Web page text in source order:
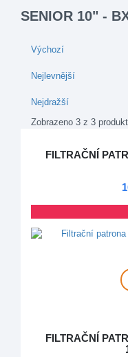
SENIOR 10" -
Výchozí
Nejlevnější
Nejdražší
Zobrazeno 3 z 3
FILTRAČNÍ
FILTRAČNÍ